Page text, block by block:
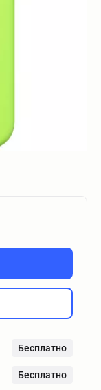
Бесплатно
Бесплатно